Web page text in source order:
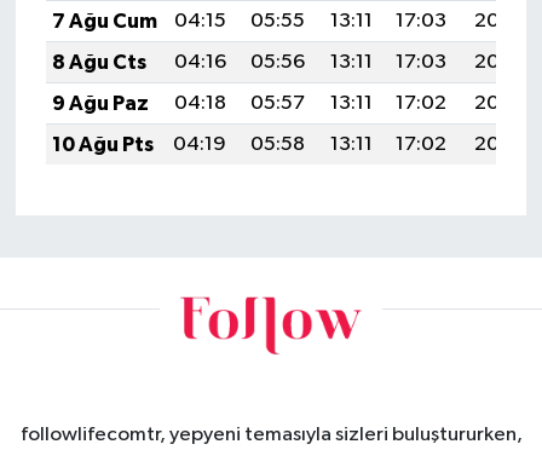
7 Ağu Cum
04:15 05:55 13:11 17:03
20:17
8 Ağu Cts
04:16 05:56 13:11 17:03
20:16
9 Ağu Paz
04:18 05:57 13:11 17:02
20:15
10 Ağu Pts
04:19 05:58 13:11 17:02 20:13
followlifecomtr, yepyeni temasıyla sizleri buluştururken,